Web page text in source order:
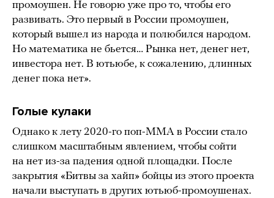
промоушен. Не говорю уже про то, чтобы его
развивать. Это первый в России промоушен,
который вышел из народа и полюбился народом.
Но математика не бьется… Рынка нет, денег нет,
инвестора нет. В ютьюбе, к сожалению, длинных
денег пока нет».
Голые кулаки
Однако к лету 2020-го поп-ММА в России стало
слишком масштабным явлением, чтобы сойти
на нет из-за падения одной площадки. После
закрытия «Битвы за хайп» бойцы из этого проекта
начали выступать в других ютьюб-промоушенах.